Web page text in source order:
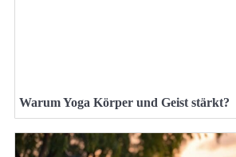
Warum Yoga Körper und Geist stärkt?